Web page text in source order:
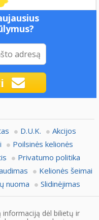
D.U.K.
Akcijos
Poilsinės kelionės
Privatumo politika
Kelionės šeimai
nuoma Slidinėjimas
informaciją dėl bilietų ir